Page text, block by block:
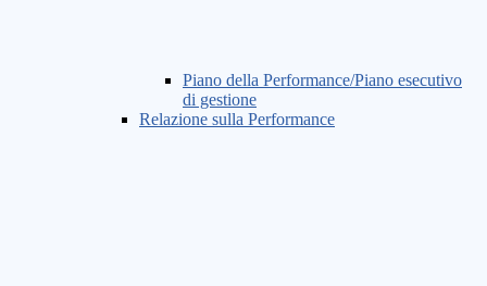
Piano della Performance/Piano esecutivo
di gestione
Relazione sulla Performance